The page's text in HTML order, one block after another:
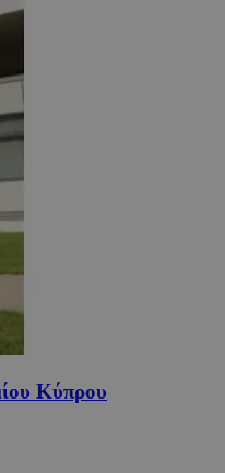
Κύπρου